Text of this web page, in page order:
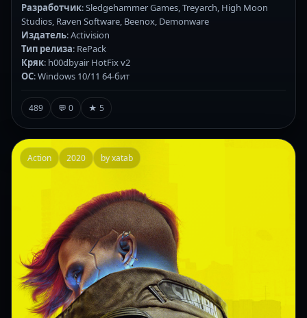
Разработчик: Sledgehammer Games, Treyarch, High Moon
Studios, Raven Software, Beenox, Demonware
Издатель: Activision
Тип релиза: RePack
Кряк: h00dbyair HotFix v2
ОС: Windows 10/11 64-бит
489 💬 0 ★ 5
Action 2020 by xatab